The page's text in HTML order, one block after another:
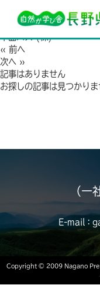
HOME 千曲バス (株)
2021.02.17
千曲バス (株)
« 前へ
次へ »
記事はありません
お探しの記事は見つかりま
（一
E-mail：
Copyright ©︎ 2009 Nagano